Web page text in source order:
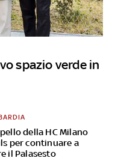
spazio verde in
della HC Milano
per continuare a
il Palasesto